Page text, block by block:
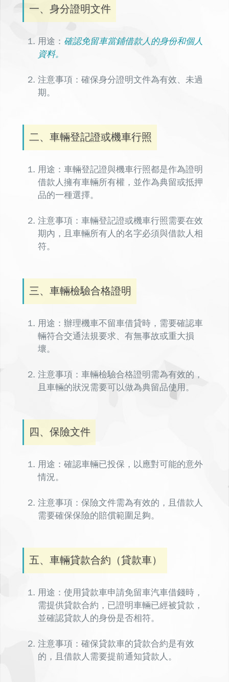
一、身分證明文件
用途： 確認免留車當鋪借款人的身份和個人
資料。
注意事項：確保身分證明文件為有效、未過
期。
二、車輛登記證或機車行照
用途：車輛登記證與機車行照都是作為證明
借款人擁有車輛所有權，並作為典留或抵押
品的一種選擇。
注意事項：車輛登記證或機車行照需要在效
期內，且車輛所有人的名字必須與借款人相
符。
三、車輛檢驗合格證明
用途：辦理機車不留車借貸時，需要確認車
輛符合交通法規要求、有無事故或重大損
壞。
注意事項：車輛檢驗合格證明需為有效的，
且車輛的狀況需要可以做為典留品使用。
四、保險文件
用途：確認車輛已投保，以應對可能的意外
情況。
注意事項：保險文件需為有效的，且借款人
需要確保保險的賠償範圍足夠。
五、車輛貸款合約（貸款車）
用途：使用貸款車申請免留車汽車借錢時，
需提供貸款合約 ，已證明車輛已經被貸款，
並確認貸款人的身份是否相符。
注意事項：確保貸款車的貸款合約是有效
的，且借款人需要提前通知貸款人。